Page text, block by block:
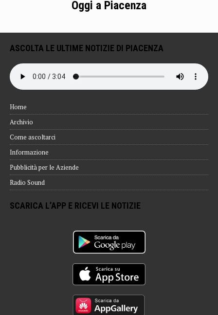
Oggi a Piacenza
ASCOLTA LE ULTIME NOTIZIE DI PIACENZA
Home
Archivio
Come ascoltarci
Informazione
Pubblicità per le Aziende
Radio Sound
SCARICA L’APP E RICEVI LE NOTIZIE